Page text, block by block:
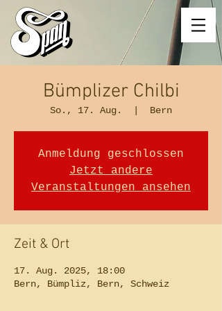
Bümplizer Chilbi
So., 17. Aug. Bern
Anmeldung geschlossen
Jetzt andere
Veranstaltungen ansehen
Zeit & Ort
17. Aug. 2025, 18:00
Bern, Bümpliz, Bern, Schweiz